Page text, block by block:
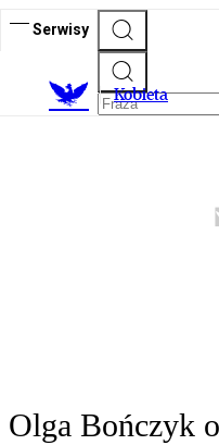
Serwisy
Kobieta
Olga Bończyk